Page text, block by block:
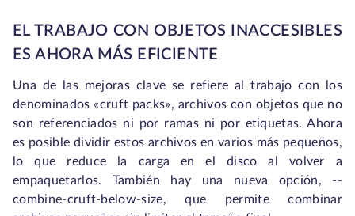
EL TRABAJO CON OBJETOS INACCESIBLES
ES AHORA MÁS EFICIENTE
Una de las mejoras clave se refiere al trabajo con los
denominados «cruft packs», archivos con objetos que no
son referenciados ni por ramas ni por etiquetas. Ahora
es posible dividir estos archivos en varios más pequeños,
lo que reduce la carga en el disco al volver a
empaquetarlos. También hay una nueva opción, --
combine-cruft-below-size, que permite combinar